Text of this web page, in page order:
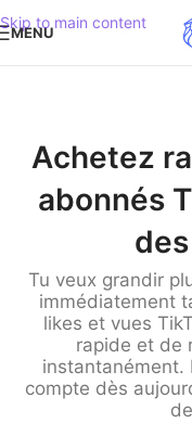
Skip to main content
MENU
Achetez
abonnés
Tu veux grandir
immédiatement
likes et vues
rapide et de
instantanément.
compte dès